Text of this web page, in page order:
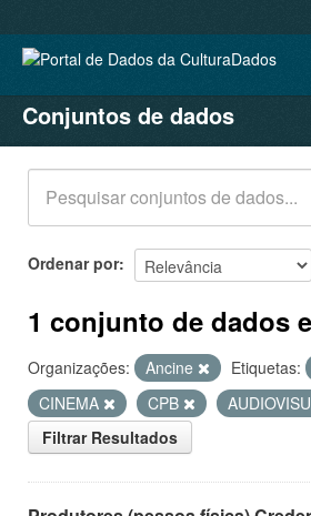
CONJUNTOS DE DADOS
ORGANIZAÇÕES
GRUPOS
SOBRE
Conjuntos de dados
Ordenar por
1 conjunto de dados
Organizações: Ancine Etiquetas:
CINEMA
CPB
Filtrar Resultados